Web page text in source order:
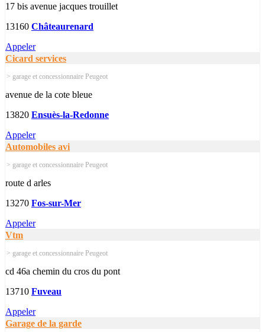
17 bis avenue jacques trouillet
13160 Châteaurenard
Appeler
Cicard services
> garage et concessionnaire Peugeot
avenue de la cote bleue
13820 Ensuès-la-Redonne
Appeler
Automobiles avi
> garage et concessionnaire Peugeot
route d arles
13270 Fos-sur-Mer
Appeler
Vtm
> garage et concessionnaire Peugeot
cd 46a chemin du cros du pont
13710 Fuveau
Appeler
Garage de la garde